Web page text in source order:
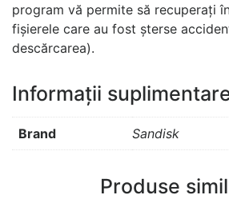
program vă permite să recuperați
fișierele care au fost șterse
descărcarea).
Informații
Brand Sandisk
Produse